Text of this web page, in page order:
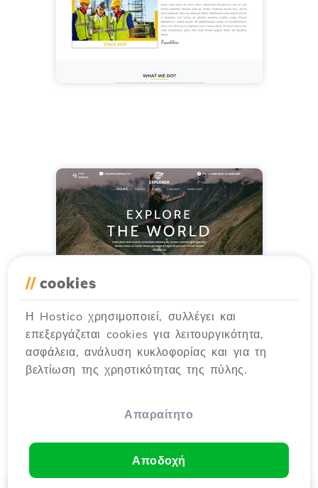
// cookies
Η Hostico χρησιμοποιεί, συλλέγει και
επεξεργάζεται cookies για λειτουργικότητα,
ασφάλεια, ανάλυση κυκλοφορίας και για τη
βελτίωση της χρηστικότητας της πύλης.
Απαραίτητο
Αποδοχή